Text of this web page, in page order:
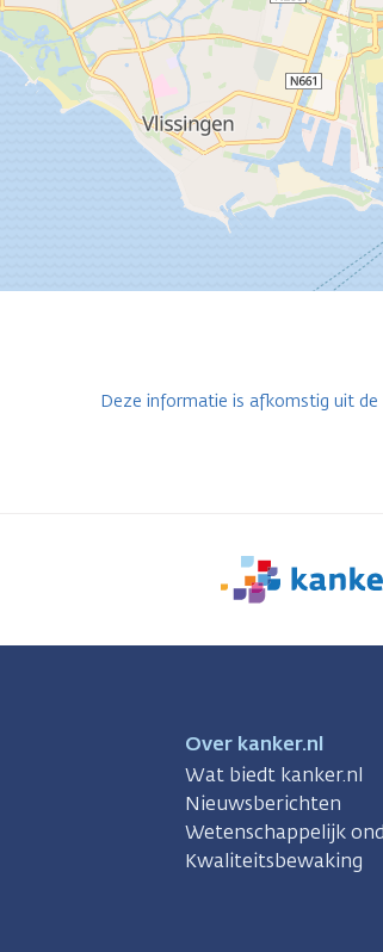
Deze informatie is afkomstig uit de
We
er
Over kanker.nl
Wat biedt kanker.nl
Nieuwsberichten
Wetenschappelijk
Kwaliteitsbewaking